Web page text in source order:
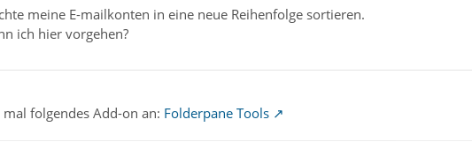
meine E-mailkonten in eine neue Reihenfolge sortieren.
ich hier vorgehen?
mal folgendes Add-on an: Folderpane Tools